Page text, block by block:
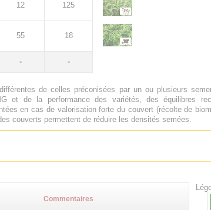
12 125
55 18
- -
de celles préconisées par un ou plusieurs
et de la performance des variétés, des équilibres
en cas de valorisation forte du couvert (récolte de
couverts permettent de réduire les densités semées.
Commentaires